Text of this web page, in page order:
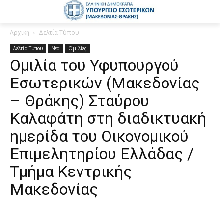
Αρχική Δελτία Τύπου
Δελτία Τύπου Νέα Ομιλίες
Ομιλία του Υφυπουργού
Εσωτερικών (Μακεδονίας
– Θράκης) Σταύρου
Καλαφάτη στη διαδικτυακή
ημερίδα του Οικονομικού
Επιμελητηρίου Ελλάδας /
Τμήμα Κεντρικής
Μακεδονίας